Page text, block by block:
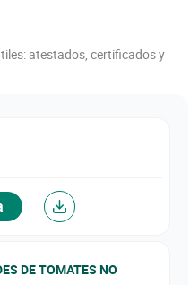
atestados, certificados y
DE TOMATES NO